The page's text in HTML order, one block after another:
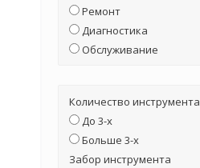
Ремонт
Диагностика
Обслуживание
Количество инструмента
До 3-х
Больше 3-х
Забор инструмента